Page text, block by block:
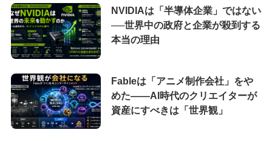
NVIDIAは「半導体企業」ではない
──世界中の政府と企業が殺到する
本当の理由
Fableは「アニメ制作会社」をや
めた――AI時代のクリエイターが
資産にすべきは「世界観」